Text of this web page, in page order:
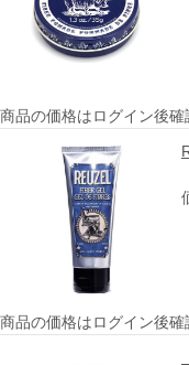
商品の価格はログイン後確
商品の価格はログイン後確